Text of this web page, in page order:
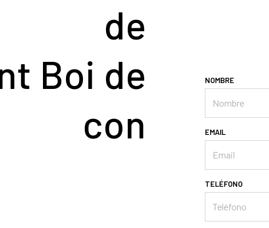
de
Boi de
con
NOMBRE
EMAIL
TELÉFONO